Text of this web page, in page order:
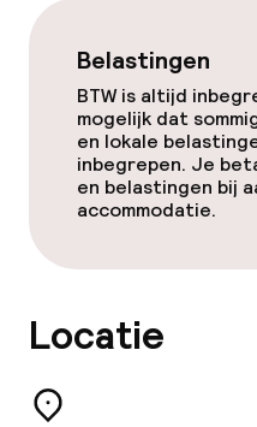
Eet- en drinkdiensten
Ontbijtbuffet
Lunch à la carte
Diner à la carte
Vroeg ontbijt
Belastingen
BTW is altijd
mogelijk dat
en lokale
inbegrepen. Je
en belastingen bij
accommodatie.
Locatie